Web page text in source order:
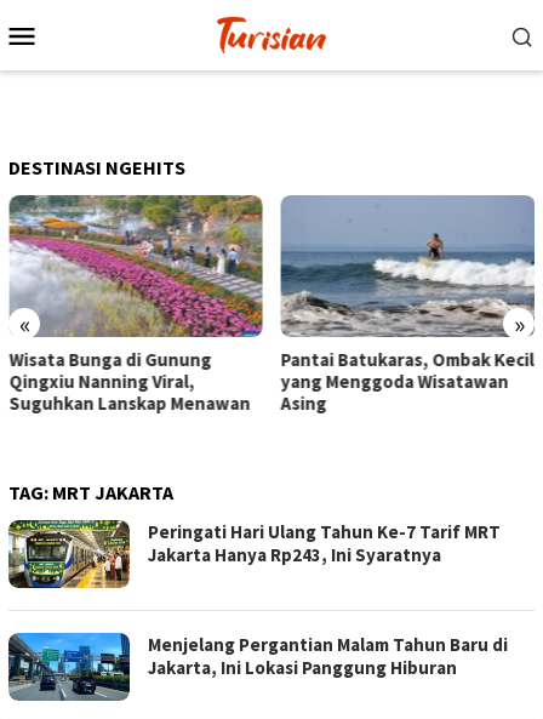
ke
Mobile
DESTINASI NGEHITS
« »
Pantai Batukaras, Ombak Kecil
yang Menggoda Wisatawan
Asing
Senja di Pantai Pangandaran,
Wisatawan Menikmati Sore
dengan Bermain hingga
TAG: MRT JAKARTA
Peringati Hari Ulang Tahun Ke-7 Tarif MRT
Jakarta Hanya Rp243, Ini Syaratnya
Menjelang Pergantian Malam Tahun Baru di
Jakarta, Ini Lokasi Panggung Hiburan